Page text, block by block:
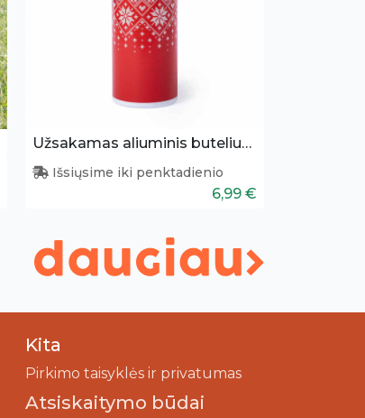
Užsakamas aliuminis buteliukas (400 ml)
Išsiųsime iki penktadienio
6,99 €
Kita
Pirkimo taisyklės ir privatumas
Atsiskaitymo būdai